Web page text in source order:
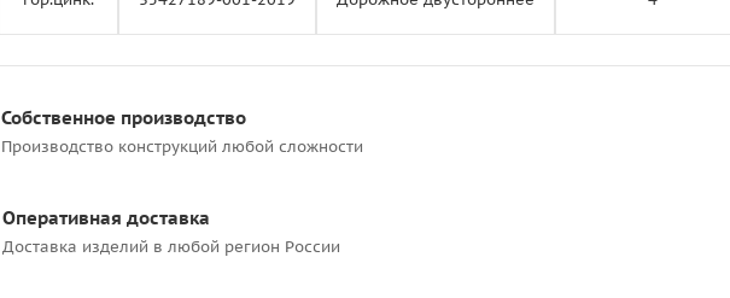
Собственное производство
Производство конструкций любой сложности
Оперативная доставка
Доставка изделий в любой регион России